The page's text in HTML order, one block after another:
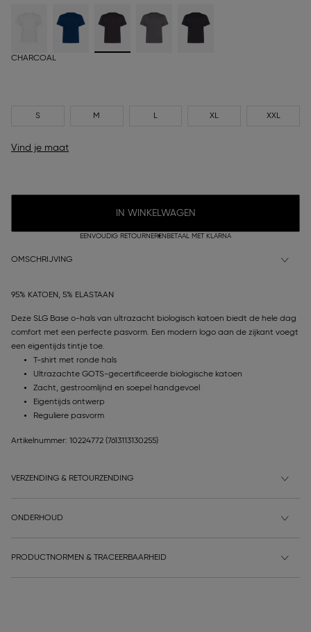
CHARCOAL
S M L XL XXL
Vind je maat
IN WINKELWAGEN
EENVOUDIG RETOURNEREN BETAAL MET KLARNA
OMSCHRIJVING
95% KATOEN, 5% ELASTAAN
Deze SLG Base o-hals van ultrazacht biologisch katoen biedt de hele dag
comfort met een perfecte pasvorm. Een modern logo aan de zijkant voegt
een eigentijds tintje toe.
T-shirt met ronde hals
Ultrazachte GOTS-gecertificeerde biologische katoen
Zacht, gestroomlijnd en soepel handgevoel
Eigentijds ontwerp
Reguliere pasvorm
Artikelnummer: 10224772 (7613113130255)
VERZENDING & RETOURZENDING
ONDERHOUD
PRODUCTNORMEN & TRACEERBAARHEID